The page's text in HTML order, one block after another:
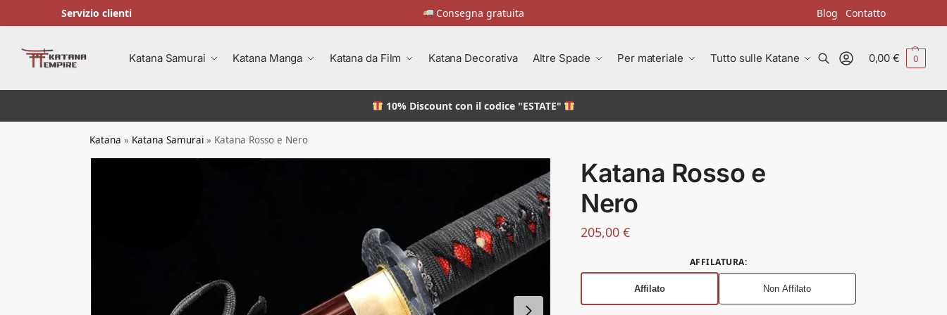
Servizio clienti Consegna gratuita Blog Contatto
Katana Samurai Katana Manga Katana da Film Katana Decorativa Altre Spade Per materiale Tutto sulle Katane
Ricerca
0,00€ 0
10% Discountcon il codice "ESTATE"
Katana » Katana Samurai » Katana Rosso e Nero
Katana Rosso e
Nero
205,00€
AFFILATURA:
Affilato Non Affilato